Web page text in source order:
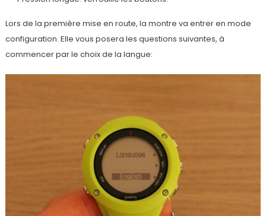
Lors de la première mise en route, la montre va entrer en mode
configuration. Elle vous posera les questions suivantes, à
commencer par le choix de la langue: